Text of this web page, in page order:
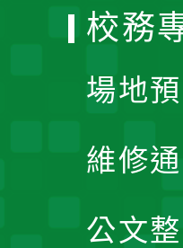
校務
場地
維修
公文